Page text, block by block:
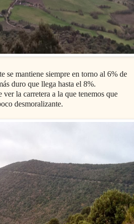
se mantiene siempre en torno al 6% de
duro que llega hasta el 8%.
la carretera a la que tenemos que
desmoralizante.